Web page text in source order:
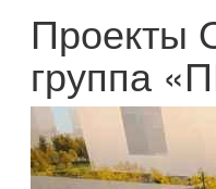
Проекты
группа